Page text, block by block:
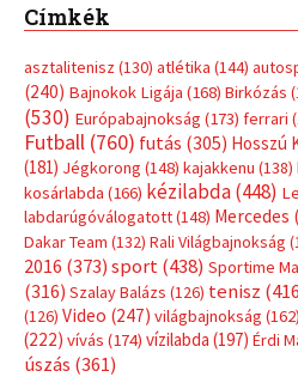
Címkék
asztalitenisz (130) atlétika (144)
(240) Bajnokok Ligája (168) Birkózás
(530) Európabajnokság (173) ferrari
Futball (760) futás (305) Hosszú
(181) Jégkorong (148) kajakkenu (138)
kosárlabda (166) kézilabda(448)
labdarúgóválogatott(148) Mercedes
Dakar Team (132) Rali Világbajnokság
2016 (373) sport(438) Sportime
(316) Szalay Balázs (126) tenisz
(126) Video (247) világbajnokság (162)
(222) vívás (174) vízilabda (197) Érdi
úszás (361)